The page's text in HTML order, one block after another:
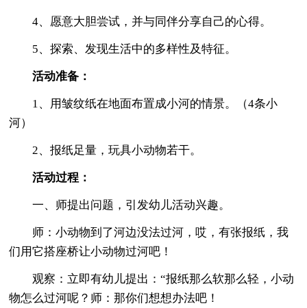
4、愿意大胆尝试，并与同伴分享自己的心得。
5、探索、发现生活中的多样性及特征。
活动准备：
1、用皱纹纸在地面布置成小河的情景。（4条小
河）
2、报纸足量，玩具小动物若干。
活动过程：
一、师提出问题，引发幼儿活动兴趣。
师：小动物到了河边没法过河，哎，有张报纸，我
们用它搭座桥让小动物过河吧！
观察：立即有幼儿提出：“报纸那么软那么轻，小动
物怎么过河呢？师：那你们想想办法吧！